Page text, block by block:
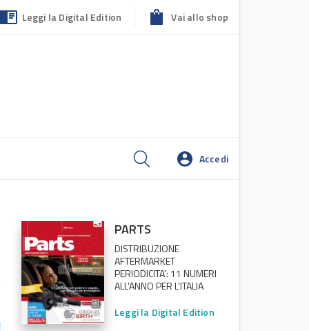
Leggi la Digital Edition Vai allo shop
Accedi
PARTS
DISTRIBUZIONE
AFTERMARKET
PERIODICITA': 11 NUMERI
ALL'ANNO PER L'ITALIA
Leggi la Digital Edition